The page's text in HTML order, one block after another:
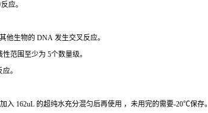
应。
生物的 DNA 发生交叉反应。
范围至少为 5个数量级。
。
入 162uL 的超纯水充分混匀后再使用 ，未用完的需要-20℃保存。